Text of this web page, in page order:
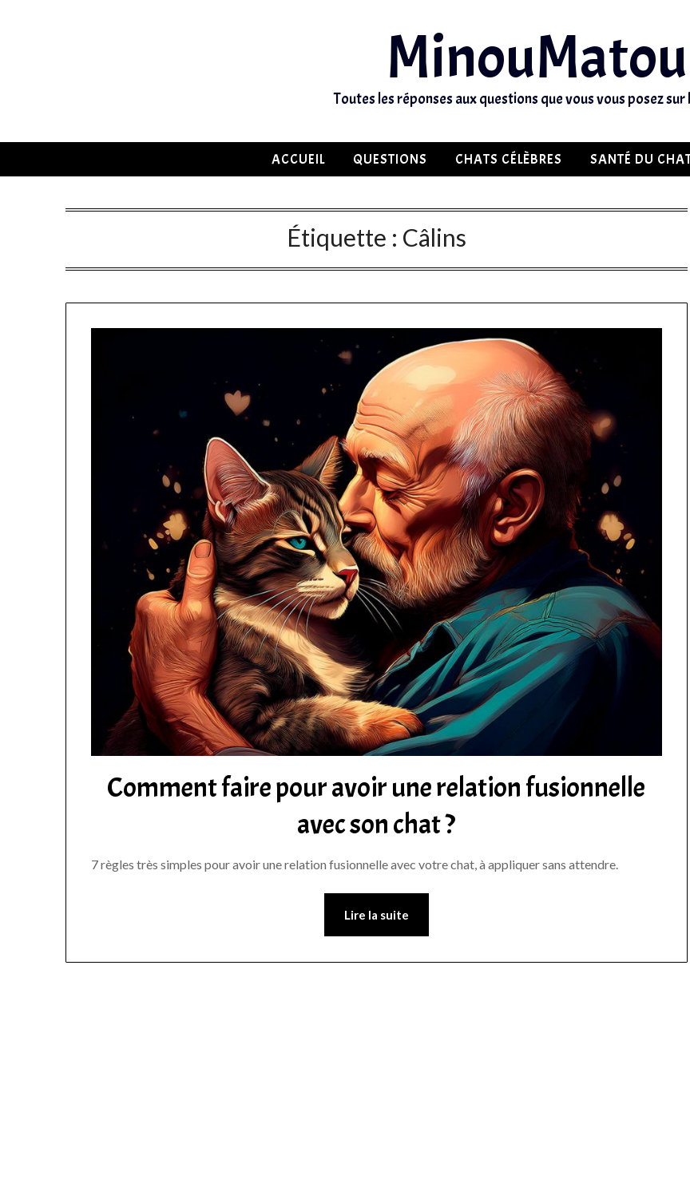
MinouMatou
Toutes les réponses aux questions que vous vous posez sur
ACCUEIL QUESTIONS CHATS CÉLÈBRES SANTÉ DU
Étiquette : Câlins
Comment faire pour avoir une relation fusionnelle
avec son chat ?
7 règles très simples pour avoir une relation fusionnelle avec votre chat, à appliquer sans attendre.
Lire la suite